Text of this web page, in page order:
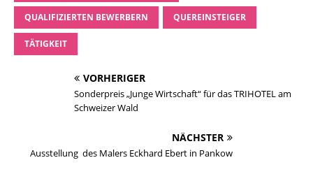
QUALIFIZIERTEN BEWERBERN QUEREINSTEIGER
TÄTIGKEIT
VORHERIGER
Sonderpreis „Junge Wirtschaft“ für das TRIHOTEL am
Schweizer Wald
NÄCHSTER
Ausstellung des Malers Eckhard Ebert in Pankow